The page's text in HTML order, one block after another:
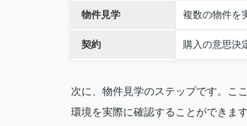
物件見学 複数の物件を
契約 購入の意思決
次に、物件見学のステップです。こ
環境を実際に確認することができま